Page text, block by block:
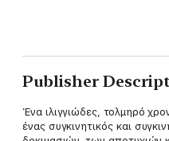
Publisher
Ένα ιλιγγιώδες, τολμηρό
ένας συγκινητικός και